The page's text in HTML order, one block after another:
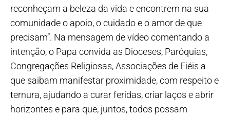
reconheçam a beleza da vida e encontrem na sua
comunidade o apoio, o cuidado e o amor de que
precisam”. Na mensagem de vídeo comentando a
intenção, o Papa convida as Dioceses, Paróquias,
Congregações Religiosas, Associações de Fiéis a
que saibam manifestar proximidade, com respeito e
ternura, ajudando a curar feridas, criar laços e abrir
horizontes e para que, juntos, todos possam